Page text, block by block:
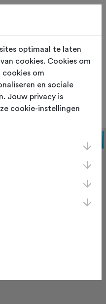
optimaal te laten
cookies. Cookies om
cookies om
en sociale
Jouw privacy is
cookie-instellingen